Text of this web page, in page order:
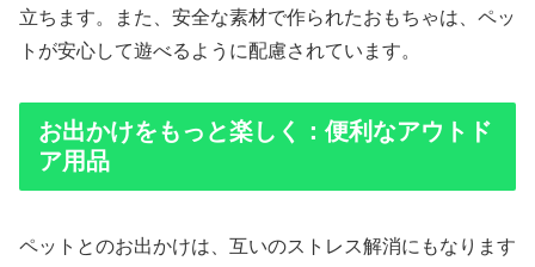
立ちます。また、安全な素材で作られたおもちゃは、ペッ
トが安心して遊べるように配慮されています。
お出かけをもっと楽しく：便利なアウトド
ア用品
ペットとのお出かけは、互いのストレス解消にもなります